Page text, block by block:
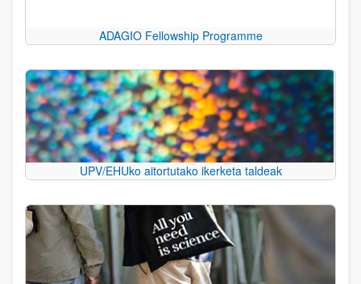
ADAGIO Fellowship Programme
UPV/EHUko aitortutako ikerketa taldeak